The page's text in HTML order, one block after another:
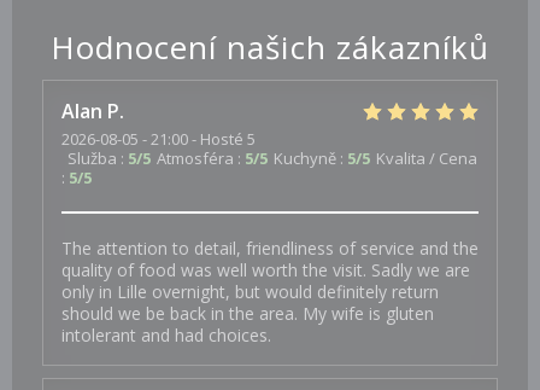
Hodnocení našich zákazníků
Alan P
2026-08-05 - 21:00 - Hosté 5
Služba : 5/5 Atmosféra : 5/5 Kuchyně : 5/5 Kvalita / Cena
: 5/5
The attention to detail, friendliness of service and the
quality of food was well worth the visit. Sadly we are
only in Lille overnight, but would definitely return
should we be back in the area. My wife is gluten
intolerant and had choices.